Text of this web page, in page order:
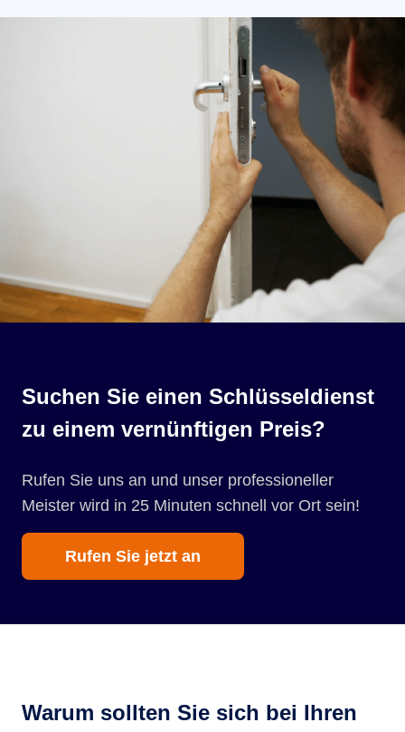
Suchen Sie einen Schlüsseldienst
zu einem vernünftigen Preis?
Rufen Sie uns an und unser professioneller
Meister wird in 25 Minuten schnell vor Ort sein!
Rufen Sie jetzt an
Warum sollten Sie sich bei Ihren